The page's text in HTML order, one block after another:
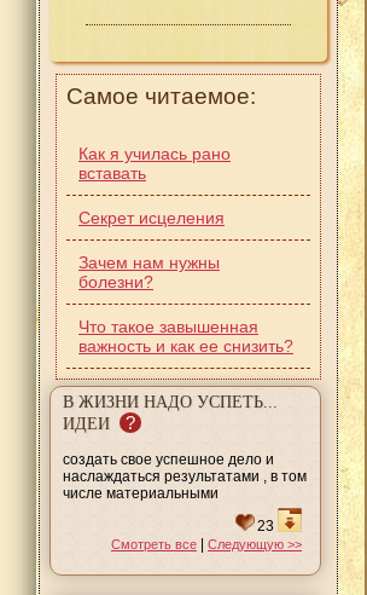
Самое читаемое:
Как я училась рано
вставать
Секрет исцеления
Зачем нам нужны
болезни?
Что такое завышенная
важность и как ее снизить?
В ЖИЗНИ НАДО УСПЕТЬ...
ИДЕИ
?
создать свое успешное дело и
наслаждаться результатами , в том
числе материальными
23
Смотреть все | Следующую >>